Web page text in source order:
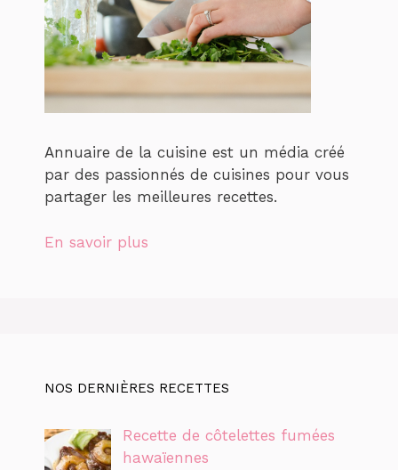
Annuaire de la cuisine est un média créé
par des passionnés de cuisines pour vous
partager les meilleures recettes.
En savoir plus
NOS DERNIÈRES RECETTES
Recette de côtelettes fumées
hawaïennes